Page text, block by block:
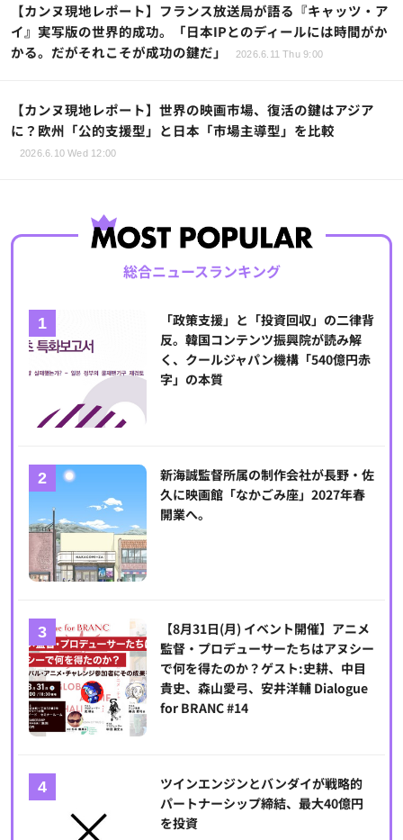
【カンヌ現地レポート】フランス放送局が語る『キャッツ・ア
イ』実写版の世界的成功。「日本IPとのディールには時間がか
かる。だがそれこそが成功の鍵だ」
2026.6.11 Thu 9:00
【カンヌ現地レポート】世界の映画市場、復活の鍵はアジア
に？欧州「公的支援型」と日本「市場主導型」を比較
2026.6.10 Wed 12:00
総合ニュースランキング
「政策支援」と「投資回収」の二律背
反。韓国コンテンツ振興院が読み解
く、クールジャパン機構「540億円赤
字」の本質
新海誠監督所属の制作会社が長野・佐
久に映画館「なかごみ座」2027年春
開業へ。
【8月31日(月) イベント開催】アニメ
監督・プロデューサーたちはアヌシー
で何を得たのか？ゲスト:史耕、中目
貴史、森山愛弓、安井洋輔 Dialogue
for BRANC #14
ツインエンジンとバンダイが戦略的
パートナーシップ締結、最大40億円
を投資